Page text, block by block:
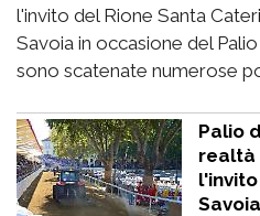
l'invito del Rione Santa
Savoia in occasione del
sono scatenate numerose
Palio
realtà
Savoia